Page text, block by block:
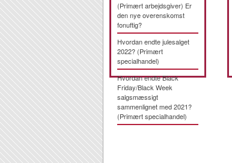
(Primært arbejdsgiver) Er
den nye overenskomst
fonuftig?
Hvordan endte julesalget
2022? (Primært
specialhandel)
Hvordan endte Black
Friday/Black Week
salgsmæssigt
sammenlignet med 2021?
(Primært specialhandel)